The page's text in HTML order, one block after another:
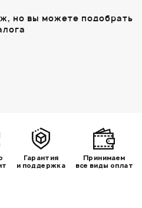
но вы можете подобрать
Гарантия
и поддержка
Принимаем
все виды оплат